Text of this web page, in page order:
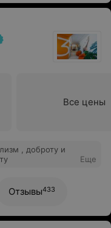
Все цены
, доброту и
Еще
Отзывы433